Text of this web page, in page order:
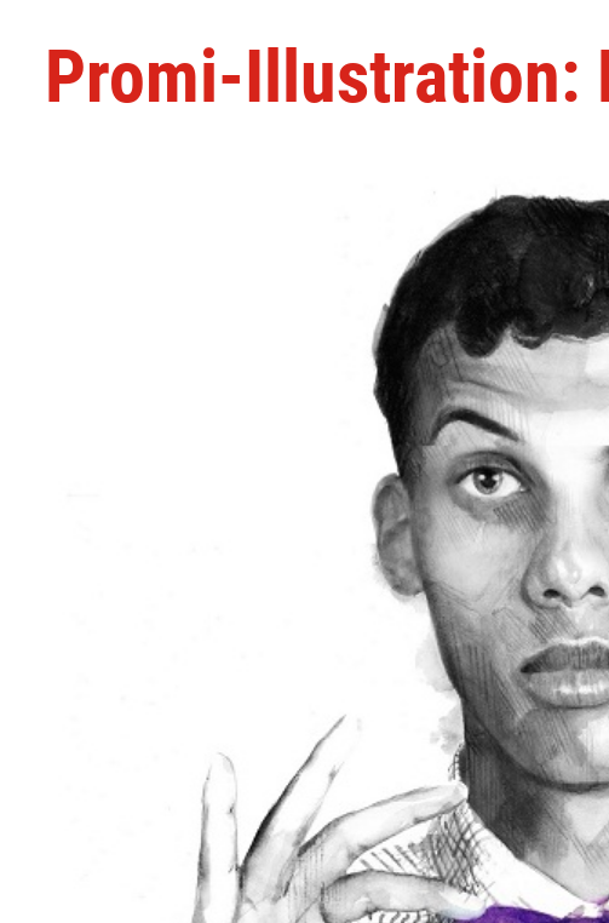
Promi-Illustration: